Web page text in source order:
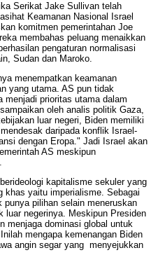
Serikat Jake Sullivan telah
Keamanan Nasional Israel
komitmen pemerintahan Joe
membahas peluang menaikkan
pengaturan normalisasi
Sudan dan Maroko.
menempatkan keamanan
yang utama. AS pun tidak
prioritas utama dalam
oleh analis politik Gaza,
luar negeri, Biden memiliki
daripada konflik Israel-
dengan Eropa." Jadi Israel akan
AS meskipun
kapitalisme sekuler yang
yaitu imperialisme. Sebagai
pilihan selain meneruskan
luar negerinya. Meskipun Presiden
menjaga dominasi global untuk
mengapa kemenangan Biden
angin segar yang menyejukkan